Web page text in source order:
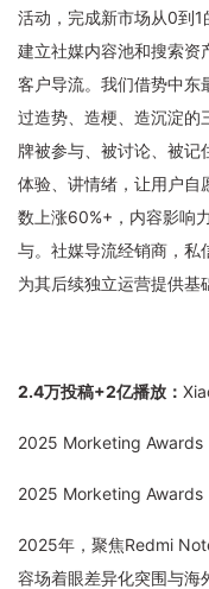
活动，完成新市场从0到
建立社媒内容池和搜索资
客户导流。我们借势中东
过造势、造梗、造沉淀的
牌被参与、被讨论、被记
体验、讲情绪，让用户自
数上涨60%+，内容影响
与。社媒导流经销商，私
为其后续独立运营提供基
2.4万投稿+2亿播放：
2025 Morketing
2025 Morketing
2025年，聚焦Redmi
容场着眼差异化突围与海